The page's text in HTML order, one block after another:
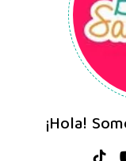
¡Hola!